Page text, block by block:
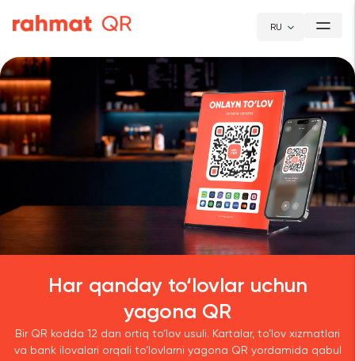
RU
Har qanday to‘lovlar uchun
yagona QR
Bir QR kodda 12 dan ortiq to‘lov usuli. Kartalar, to‘lov xizmatlari
va bank ilovalari orqali to‘lovlarni yagona QR yordamida qabul